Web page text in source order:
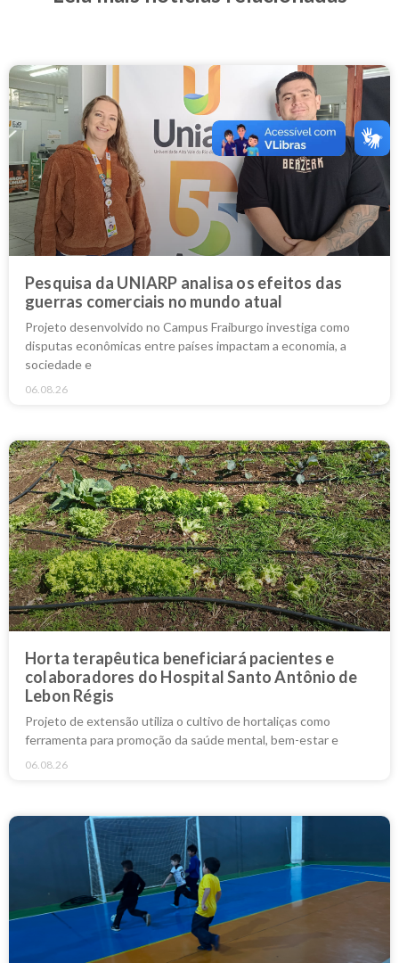
Pesquisa da UNIARP analisa os efeitos das
guerras comerciais no mundo atual
Projeto desenvolvido no Campus Fraiburgo investiga como
disputas econômicas entre países impactam a economia, a
sociedade e
06.08.26
Horta terapêutica beneficiará pacientes e
colaboradores do Hospital Santo Antônio de
Lebon Régis
Projeto de extensão utiliza o cultivo de hortaliças como
ferramenta para promoção da saúde mental, bem-estar e
06.08.26